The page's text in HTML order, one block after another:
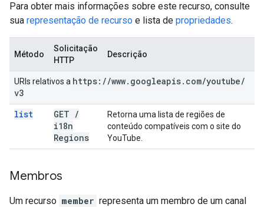
Para obter mais informações sobre este recurso, consulte
sua representação de recurso e lista de propriedades.
Método
Solicitação
HTTP
Descrição
URIs relativos a https: //www. googleapis. com/youtube/
v3
list
GET /
i18n
Regions
Retorna uma lista de regiões de
conteúdo compatíveis com o site do
YouTube.
Membros
Um recurso member representa um membro de um canal